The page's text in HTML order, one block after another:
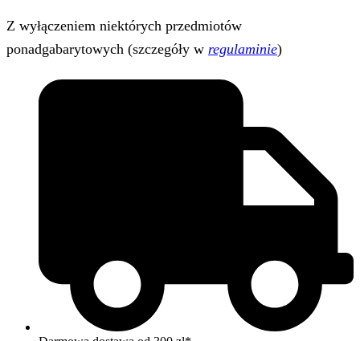
Z wyłączeniem niektórych przedmiotów
ponadgabarytowych (szczegóły w regulaminie)